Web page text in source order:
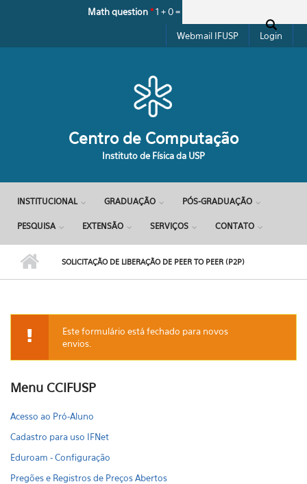
Pular para o conteúdo principal
Formulário de busca
Math question*1 + 0 =
Webmail IFUSP Login
Centro de Computação
Instituto de Física da USP
INSTITUCIONAL GRADUAÇÃO PÓS-GRADUAÇÃO
PESQUISA EXTENSÃO SERVIÇOS CONTATO
SOLICITAÇÃO DE LIBERAÇÃO DE PEER TO PEER (P2P)
Mensagem de aviso
Este formulário está fechado para novos
envios.
Menu CCIFUSP
Acesso ao Pró-Aluno
Cadastro para uso IFNet
Eduroam - Configuração
Pregões e Registros de Preços Abertos